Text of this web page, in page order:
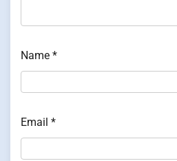
Name *
Email *